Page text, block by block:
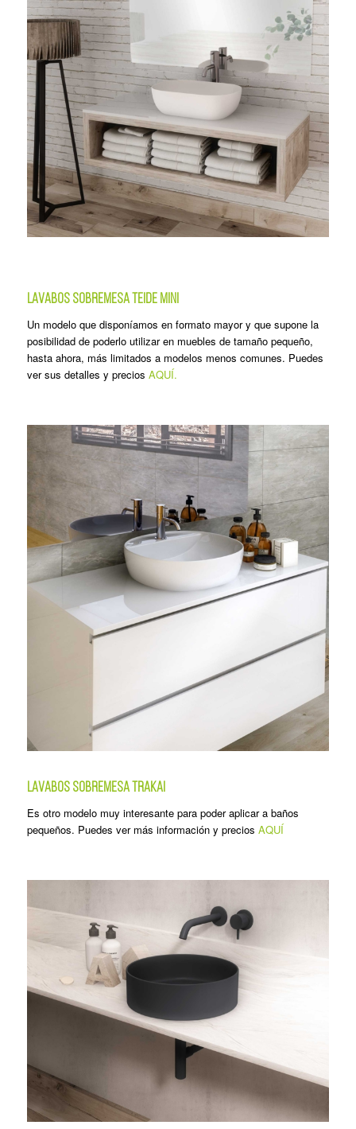
LAVABOS SOBREMESA TEIDE MINI
Un modelo que disponíamos en formato mayor y que supone la
posibilidad de poderlo utilizar en muebles de tamaño pequeño,
hasta ahora, más limitados a modelos menos comunes. Puedes
ver sus detalles y precios AQUÍ.
LAVABOS SOBREMESA TRAKAI
Es otro modelo muy interesante para poder aplicar a baños
pequeños. Puedes ver más información y precios AQUÍ